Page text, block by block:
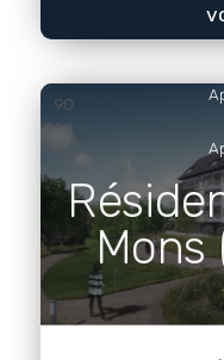
90
Mons